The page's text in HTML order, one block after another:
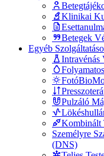
Klinikai
Betegek
Egyéb
Intravénás
Pulzáló
Kombinált
Személyre
(DNS)